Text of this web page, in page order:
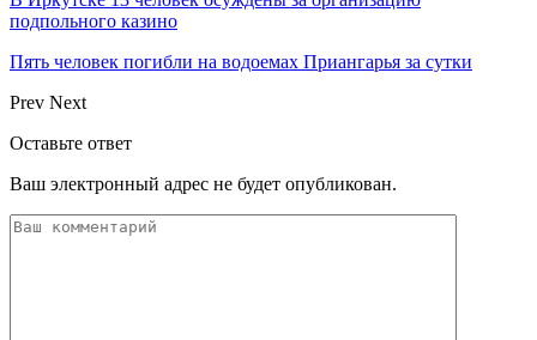
подпольного казино
Пять человек погибли на водоемах Приангарья за сутки
Prev Next
Оставьте ответ
Ваш электронный адрес не будет опубликован.